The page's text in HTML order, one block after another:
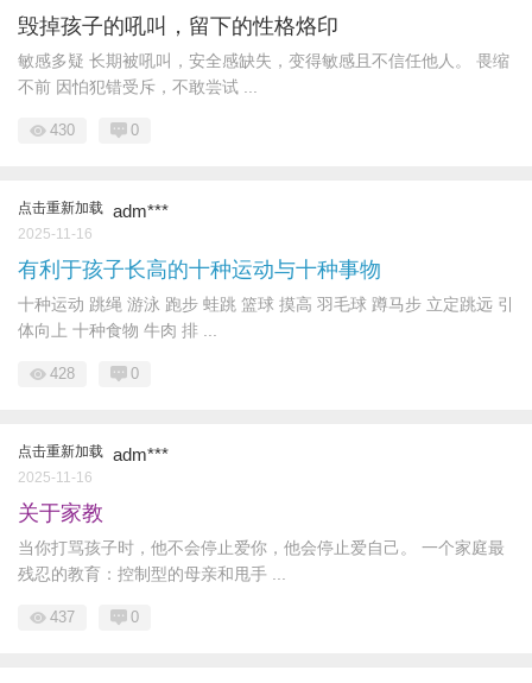
毁掉孩子的吼叫，留下的性格烙印
敏感多疑 长期被吼叫，安全感缺失，变得敏感且不信任他人。 畏缩
不前 因怕犯错受斥，不敢尝试 ...
430 0
点击重新加载 adm***
2025-11-16
有利于孩子长高的十种运动与十种事物
十种运动 跳绳 游泳 跑步 蛙跳 篮球 摸高 羽毛球 蹲马步 立定跳远 引
体向上 十种食物 牛肉 排 ...
428 0
点击重新加载 adm***
2025-11-16
关于家教
当你打骂孩子时，他不会停止爱你，他会停止爱自己。 一个家庭最
残忍的教育：控制型的母亲和甩手 ...
437 0